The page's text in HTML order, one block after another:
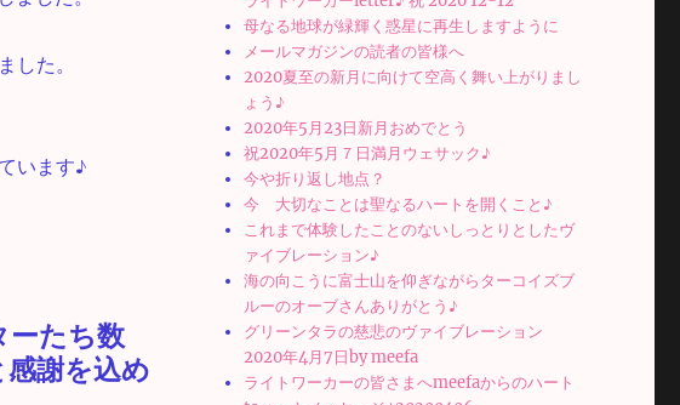
した。
います♪
ーたち数
謝を込め
母なる地球が緑輝く惑星に再生しますように
メールマガジンの読者の皆様へ
2020夏至の新月に向けて空高く舞い上がりまし
ょう♪
2020年5月23日新月おめでとう
祝2020年5月７日満月ウェサック♪
今や折り返し地点？
今 大切なことは聖なるハートを開くこと♪
これまで体験したことのないしっとりとしたヴ
ァイブレーション♪
海の向こうに富士山を仰ぎながらターコイズブ
ルーのオーブさんありがとう♪
グリーンタラの慈悲のヴァイブレーション
2020年4月7日by meefa
ライトワーカーの皆さまへmeefaからのハート